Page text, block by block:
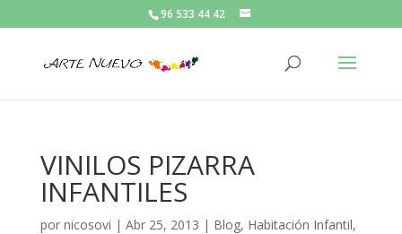
96 533 44 42
VINILOS PIZARRA
INFANTILES
por nicosovi | Abr 25, 2013 | Blog, Habitación Infantil,